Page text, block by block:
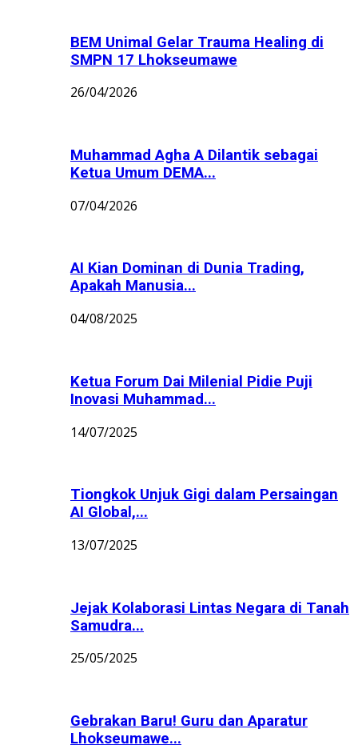
BEM Unimal Gelar Trauma Healing di
SMPN 17 Lhokseumawe
26/04/2026
Muhammad Agha A Dilantik sebagai
Ketua Umum DEMA...
07/04/2026
AI Kian Dominan di Dunia Trading,
Apakah Manusia...
04/08/2025
Ketua Forum Dai Milenial Pidie Puji
Inovasi Muhammad...
14/07/2025
Tiongkok Unjuk Gigi dalam Persaingan
AI Global,...
13/07/2025
Jejak Kolaborasi Lintas Negara di Tanah
Samudra...
25/05/2025
Gebrakan Baru! Guru dan Aparatur
Lhokseumawe...